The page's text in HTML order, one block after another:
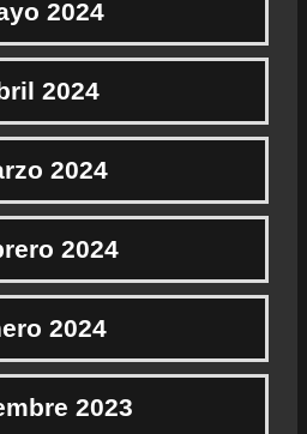
2024
2024
2024
2024
2024
2023